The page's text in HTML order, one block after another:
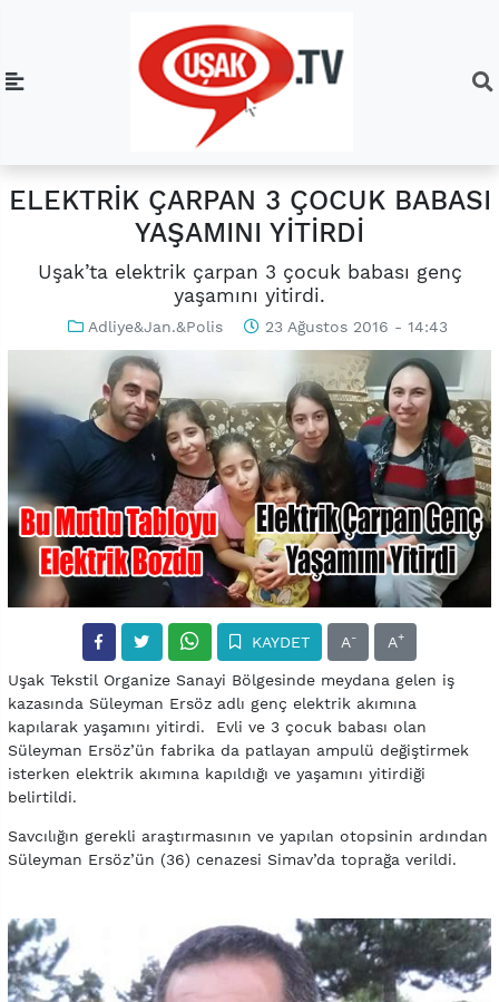
ELEKTRİK ÇARPAN 3 ÇOCUK BABASI
YAŞAMINI YİTİRDİ
Uşak’ta elektrik çarpan 3 çocuk babası genç
yaşamını yitirdi.
Adliye&Jan.&Polis 23 Ağustos 2016 - 14:43
KAYDET A- A+
Uşak Tekstil Organize Sanayi Bölgesinde meydana gelen iş
kazasında Süleyman Ersöz adlı genç elektrik akımına
kapılarak yaşamını yitirdi. Evli ve 3 çocuk babası olan
Süleyman Ersöz’ün fabrika da patlayan ampulü değiştirmek
isterken elektrik akımına kapıldığı ve yaşamını yitirdiği
belirtildi.
Savcılığın gerekli araştırmasının ve yapılan otopsinin ardından
Süleyman Ersöz’ün (36) cenazesi Simav’da toprağa verildi.